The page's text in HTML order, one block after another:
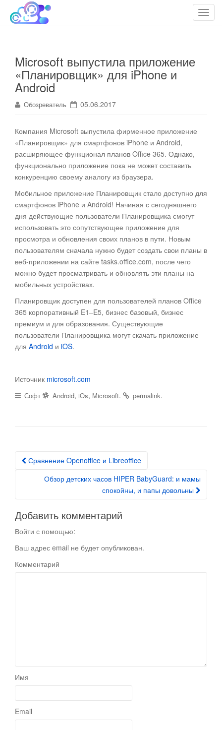
T
Облако технологий
cloudteh.ru
Microsoft выпустила приложение
«Планировщик» для iPhone и
Android
Обозреватель 05.06.2017
Компания Microsoft выпустила фирменное приложение
«Планировщик» для смартфонов iPhone и Android,
расширяющее функционал планов Office 365. Однако,
функционально приложение пока не может составить
конкуренцию своему аналогу из браузера.
Мобильное приложение Планировщик стало доступно для
смартфонов iPhone и Android! Начиная с сегодняшнего
дня действующие пользователи Планировщика смогут
использовать это сопутствующее приложение для
просмотра и обновления своих планов в пути. Новым
пользователям сначала нужно будет создать свои планы в
веб-приложении на сайте tasks.office.com, после чего
можно будет просматривать и обновлять эти планы на
мобильных устройствах.
Планировщик доступен для пользователей планов Office
365 корпоративный E1–E5, бизнес базовый, бизнес
премиум и для образования. Существующие
пользователи Планировщика могут скачать приложение
для Android и iOS.
Источник microsoft.com
Софт Android, iOs, Microsoft. permalink.
Post navigation
Сравнение Openoffice и Libreoffice
Обзор детских часов HIPER BabyGuard: и мамы
спокойны, и папы довольны
Добавить комментарий
Войти с помощью:
Ваш адрес email не будет опубликован.
Комментарий
Имя
Email